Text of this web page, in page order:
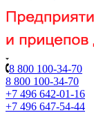
8 800 100-34-70
8 800 100-34-70
+7 496 642-01-16
+7 496 647-54-44